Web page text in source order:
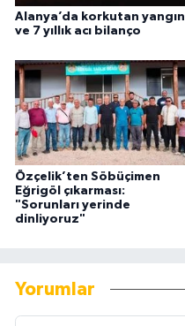
Alanya’da korkutan yangın
ve 7 yıllık acı bilanço
Özçelik’ten Söbüçimen
Eğrigöl çıkarması:
"Sorunları yerinde
dinliyoruz"
Yorumlar